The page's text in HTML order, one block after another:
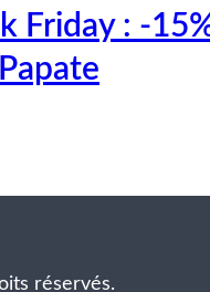
Friday : -
réservés.